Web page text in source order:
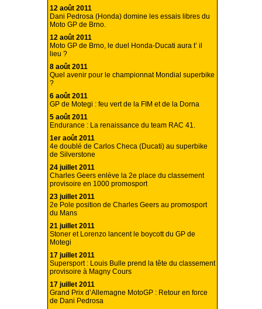
12 août 2011
Dani Pedrosa (Honda) domine les essais libres du
Moto GP de Brno.
12 août 2011
Moto GP de Brno, le duel Honda-Ducati aura t’ il
lieu ?
8 août 2011
Quel avenir pour le championnat Mondial superbike
?
6 août 2011
GP de Motegi : feu vert de la FIM et de la Dorna
5 août 2011
Endurance : La renaissance du team RAC 41.
1er août 2011
4e doublé de Carlos Checa (Ducati) au superbike
de Silverstone
24 juillet 2011
Charles Geers enlève la 2e place du classement
provisoire en 1000 promosport
23 juillet 2011
2e Pole position de Charles Geers au promosport
du Mans
21 juillet 2011
Stoner et Lorenzo lancent le boycott du GP de
Motegi
17 juillet 2011
Supersport : Louis Bulle prend la tête du classement
provisoire à Magny Cours
17 juillet 2011
Grand Prix d’Allemagne MotoGP : Retour en force
de Dani Pedrosa